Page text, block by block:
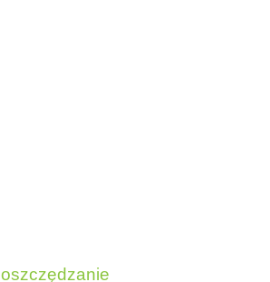
oszczędzanie